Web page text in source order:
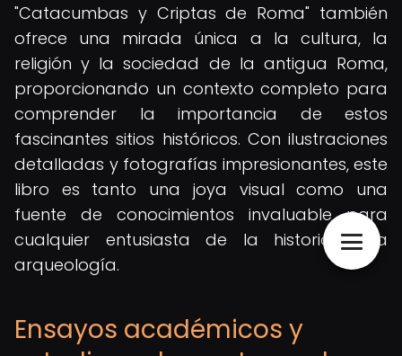
"Catacumbas y Criptas de Roma" también
ofrece una mirada única a la cultura, la
religión y la sociedad de la antigua Roma,
proporcionando un contexto completo para
comprender la importancia de estos
fascinantes sitios históricos. Con ilustraciones
detalladas y fotografías impresionantes, este
libro es tanto una joya visual como una
fuente de conocimientos invaluable para
cualquier entusiasta de la historia y la
arqueología.
Ensayos académicos y